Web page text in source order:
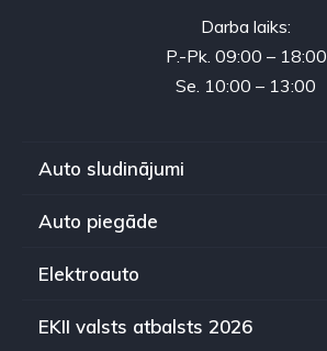
Darba laiks:
P.-Pk. 09:00 – 18:00
Se. 10:00 – 13:00
Auto sludinājumi
Auto piegāde
Elektroauto
EKII valsts atbalsts 2026